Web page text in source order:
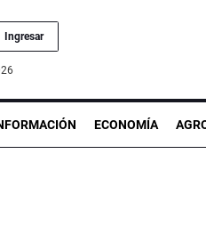
Ingresar
ECONOMÍA